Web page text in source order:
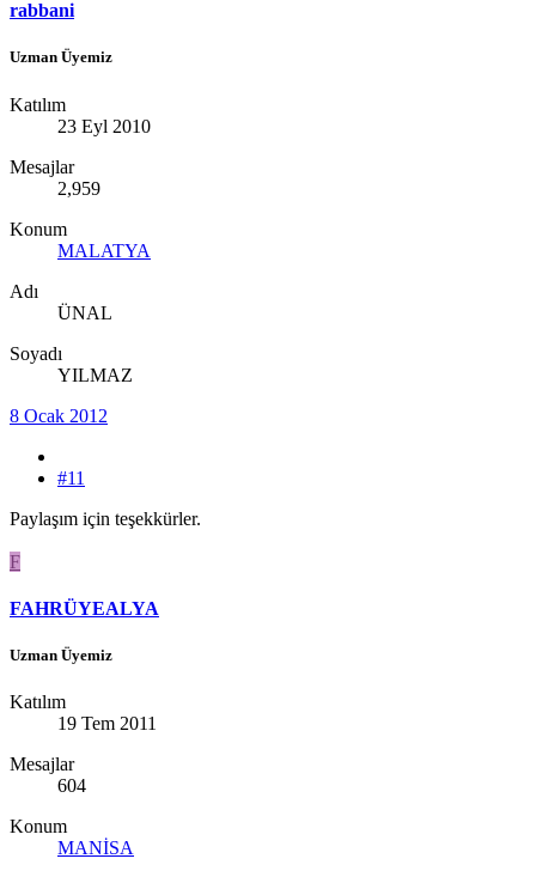
rabbani
Uzman Üyemiz
Katılım
23 Eyl 2010
Mesajlar
2,959
Konum
MALATYA
Adı
ÜNAL
Soyadı
YILMAZ
8 Ocak 2012
#11
Paylaşım için teşekkürler.
F
FAHRÜYEALYA
Uzman Üyemiz
Katılım
19 Tem 2011
Mesajlar
604
Konum
MANİSA